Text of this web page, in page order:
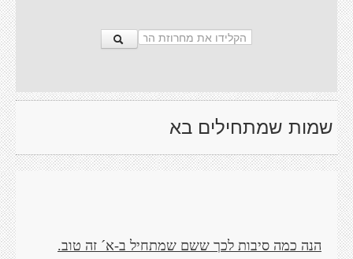
שמות שמתחילים בא
הנה כמה סיבות לכך ששם שמתחיל ב-א´ זה טוב.